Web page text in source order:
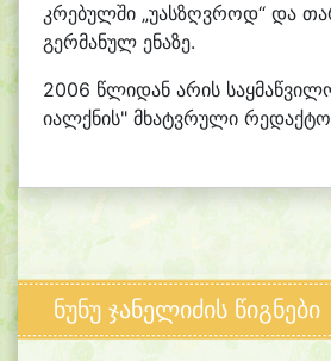
კრებულში „უასზღვროდ“ და
გერმანულ ენაზე.
2006 წლიდან არის
იალქნის" მხატვრული
ნუნუ ჯანელიძის წიგნები